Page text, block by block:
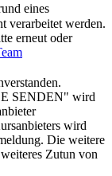
eines
verarbeitet werden.
erneut oder
SENDEN" wird
wird
Die weitere
Zutun von